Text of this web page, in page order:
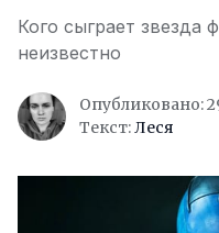
Кого сыграет звезда
неизвестно
Опубликовано:
Текст:Леся